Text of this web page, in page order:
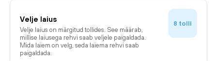
Velje laius
Velje laius on märgitud tollides. See määrab,
millise laiusega rehvi saab veljele paigaldada.
Mida laiem on velg, seda laiema rehvi saab
paigaldada.
8 tolli